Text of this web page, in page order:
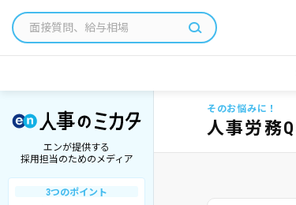
エンが提供する
採用担当のためのメディア
3つのポイント
そのお悩みに！
人事労務